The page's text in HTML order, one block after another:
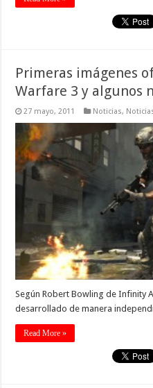
Primeras imágenes
Warfare 3 y algunos
27 mayo, 2011 Noticias,
Según Robert Bowling de Infinity
desarrollado de manera
Read More »